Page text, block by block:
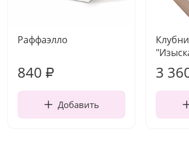
Раффаэлло
840 ₽
Добавить
3